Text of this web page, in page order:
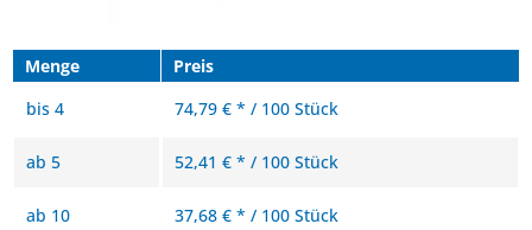
Menge
Preis
bis 4 74,79 € * / 100 Stück
ab 5 52,41 € * / 100 Stück
ab 10 37,68 € * / 100 Stück